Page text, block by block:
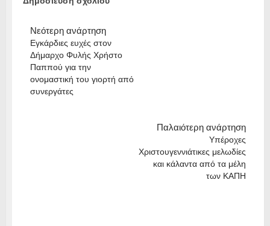
Νεότερη ανάρτηση
Εγκάρδιες ευχές στον
Δήμαρχο Φυλής Χρήστο
Παππού για την
ονομαστική του γιορτή από
συνεργάτες
Παλαιότερη ανάρτηση
Υπέροχες
Χριστουγεννιάτικες μελωδίες
και κάλαντα από τα μέλη
των ΚΑΠΗ